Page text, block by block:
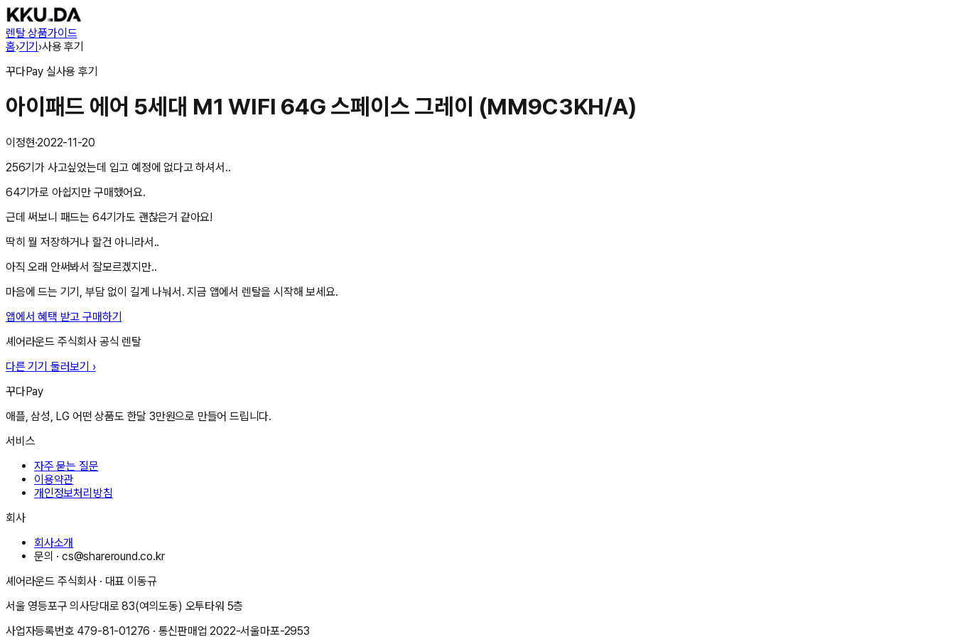
렌탈 상품가이드
홈›기기›사용 후기
꾸다Pay 실사용 후기
아이패드 에어 5세대 M1 WIFI 64G 스페이스 그레이 (MM9C3KH/A)
이정현·2022-11-20
256기가 사고싶었는데 입고 예정에 없다고 하셔서..
64기가로 아쉽지만 구매했어요.
근데 써보니 패드는 64기가도 괜찮은거 같아요!
딱히 뭘 저장하거나 할건 아니라서..
아직 오래 안써봐서 잘모르겠지만..
마음에 드는 기기, 부담 없이 길게 나눠서. 지금 앱에서 렌탈을 시작해 보세요.
앱에서 혜택 받고 구매하기
셰어라운드 주식회사 공식 렌탈
다른 기기 둘러보기 ›
꾸다Pay
애플, 삼성, LG 어떤 상품도 한달 3만원으로 만들어 드립니다.
서비스
자주 묻는 질문
이용약관
개인정보처리방침
회사
회사소개
문의 ·cs@shareround.co.kr
셰어라운드 주식회사 · 대표 이동규
서울 영등포구 의사당대로 83(여의도동) 오투타워 5층
사업자등록번호 479-81-01276 · 통신판매업2022-서울마포-2953